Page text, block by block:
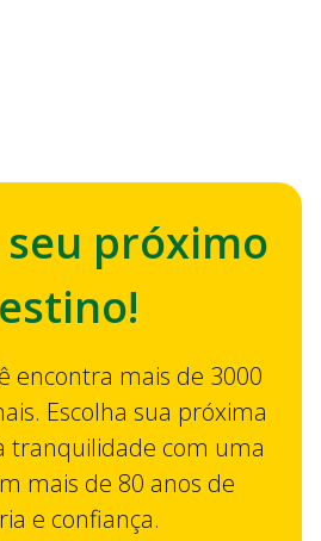
seu próximo
encontra mais de 3000
Escolha sua próxima
tranquilidade com uma
mais de 80 anos de
e confiança.